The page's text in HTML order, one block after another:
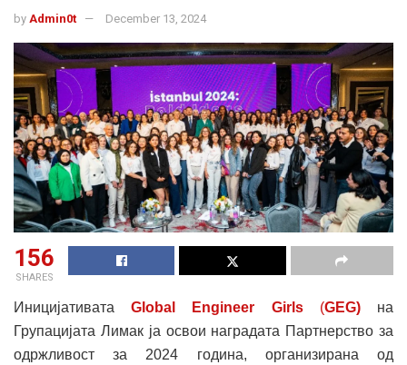
by Admin0t December 13, 2024
156
SHARES
ИницијативатаGlobal Engineer Girls(GEG)на
Групацијата Лимак ја освои наградата Партнерство за
одржливост за 2024 година, организирана од